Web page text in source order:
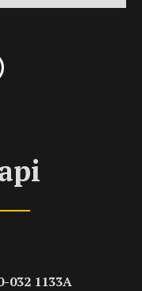
032 1133А